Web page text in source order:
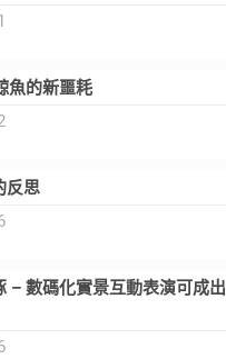
魚的新噩耗
反思
– 數碼化實景互動表演可成出